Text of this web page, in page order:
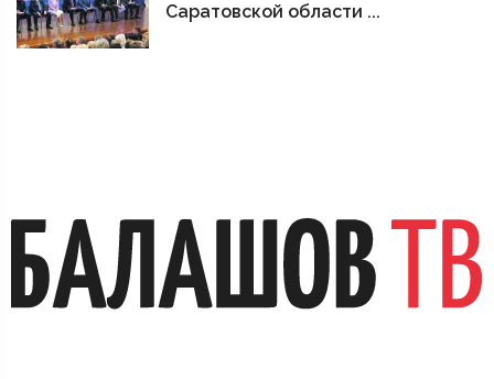
Саратовской области ...